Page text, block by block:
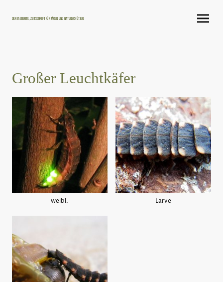
Der Jagdbote, Zeitschrift für Jäger und Naturschützer
Großer Leuchtkäfer
weibl. Larve